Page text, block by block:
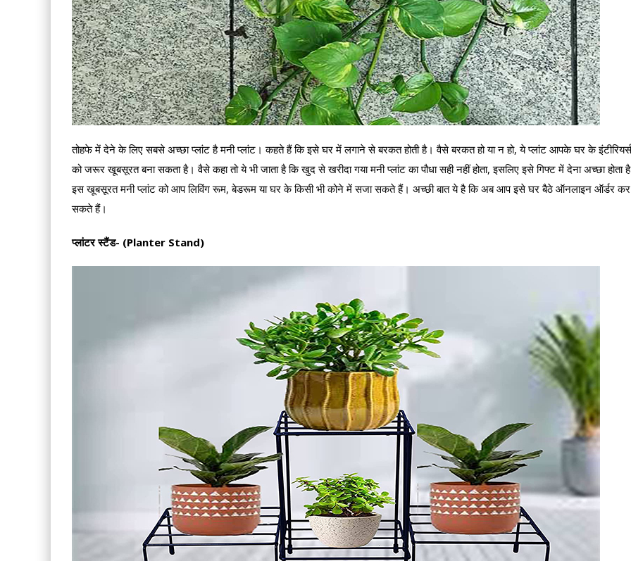
तोहफे में देने के लिए सबसे अच्छा प्लांट है मनी प्लांट। कहते हैं कि इसे घर में लगाने से बरकत होती है। वैसे बरकत हो या न हो, ये प्लांट आपके घर के इंटीरियर्स
को जरूर खूबसूरत बना सकता है। वैसे कहा तो ये भी जाता है कि खुद से खरीदा गया मनी प्लांट का पौधा सही नहीं होता, इसलिए इसे गिफ्ट में देना अच्छा होता
इस खूबसूरत मनी प्लांट को आप लिविंग रूम, बेडरूम या घर के किसी भी कोने में सजा सकते हैं। अच्छी बात ये है कि अब आप इसे घर बैठे ऑनलाइन ऑर्डर कर
सकते हैं।
प्लांटर स्टैंड- (Planter Stand)